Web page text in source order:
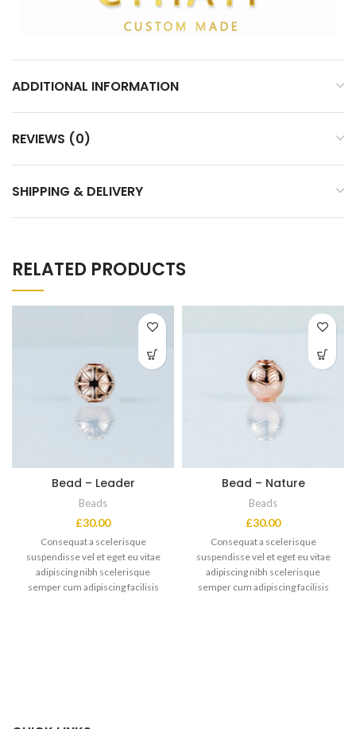
ADDITIONAL INFORMATION
REVIEWS (0)
SHIPPING & DELIVERY
RELATED PRODUCTS
Bead – Leader
Beads
£30.00
Consequat a scelerisque
suspendisse vel et eget eu vitae
adipiscing nibh scelerisque
semper cum adipiscing facilisis
Bead – Nature
Beads
£30.00
Consequat a scelerisque
suspendisse vel et eget eu vitae
adipiscing nibh scelerisque
semper cum adipiscing facilisis